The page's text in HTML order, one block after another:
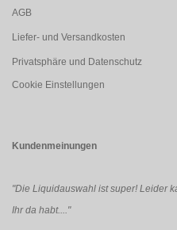
AGB
Liefer- und Versandkosten
Privatsphäre und Datenschutz
Cookie Einstellungen
Kundenmeinungen
"Die Liquidauswahl ist super! Leider
Ihr da habt...."